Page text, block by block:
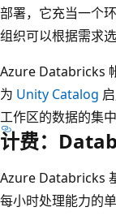
部署，它充当一个
组织可以根据需求
Azure Databricks
为 Unity Catalog
工作区的数据的集中
计费：
Azure Databricks
每小时处理能力的